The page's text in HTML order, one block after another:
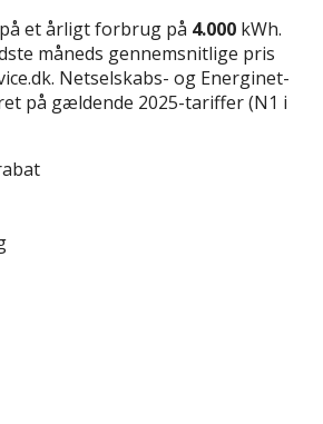
et årligt forbrug på 4.000 kWh.
måneds gennemsnitlige pris
Netselskabs- og Energinet-
på gældende 2025-tariffer (N1 i